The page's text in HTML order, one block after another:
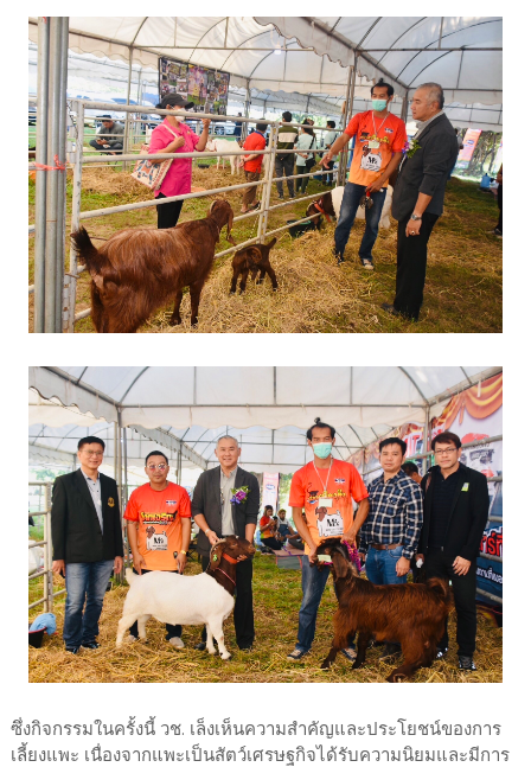
ซึ่งกิจกรรมในครั้งนี้ วช. เล็งเห็นความสำคัญและประโยชน์ของการ
เลี้ยงแพะ เนื่องจากแพะเป็นสัตว์เศรษฐกิจได้รับความนิยมและมีการ